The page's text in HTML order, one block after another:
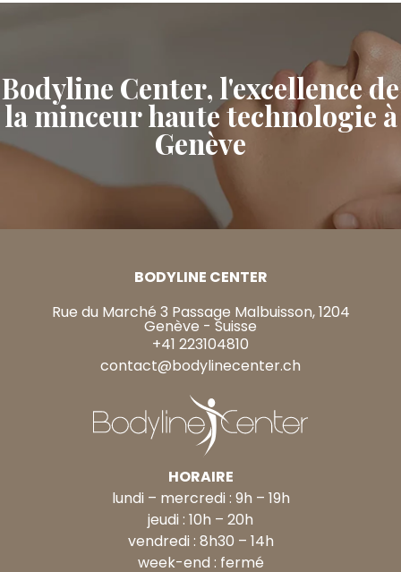
Bodyline Center, l'excellence de
la minceur haute technologie à
Genève
BODYLINE CENTER
Rue du Marché 3 Passage Malbuisson, 1204
Genève - Suisse
+41 223104810
contact@bodylinecenter.ch
HORAIRE
lundi – mercredi : 9h – 19h
jeudi : 10h – 20h
vendredi : 8h30 – 14h
week-end : fermé